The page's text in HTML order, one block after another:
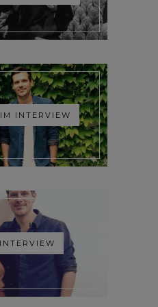
INTERVIEW